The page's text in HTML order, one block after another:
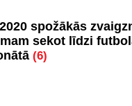
spožākās
sekot līdzi
(6)